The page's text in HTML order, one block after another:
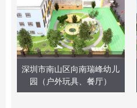
深圳市南山区向南瑞峰幼儿
园（户外玩具、餐厅）